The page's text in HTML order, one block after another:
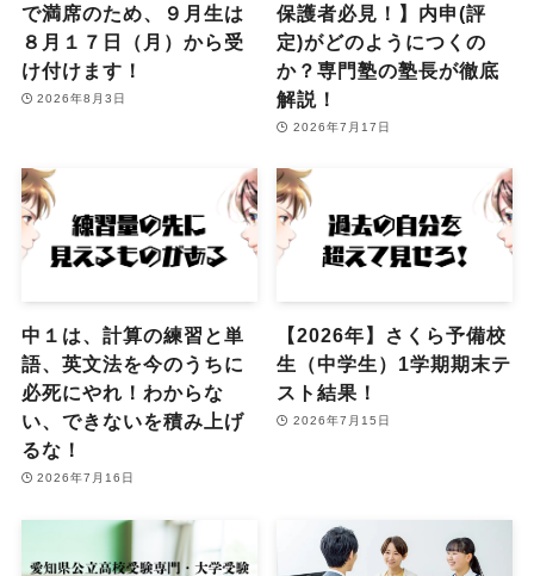
で満席のため、９月生は
８月１７日（月）から受
け付けます！
2026年8月3日
保護者必見！】内申(評
定)がどのようにつくの
か？専門塾の塾長が徹底
解説！
2026年7月17日
中１は、計算の練習と単
語、英文法を今のうちに
必死にやれ！わからな
い、できないを積み上げ
るな！
2026年7月16日
【2026年】さくら予備校
生（中学生）1学期期末テ
スト結果！
2026年7月15日